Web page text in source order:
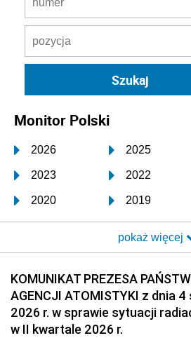
Monitor Polski
2026 2025
2023 2022
2020 2019
2017 2016
2014 2013
2011 2010
2008 2007
2005
pokaż więcej
KOMUNIKAT PREZESA
AGENCJI ATOMISTYKI z dnia
2026 r. w sprawie sytuacji
w II kwartale 2026 r.